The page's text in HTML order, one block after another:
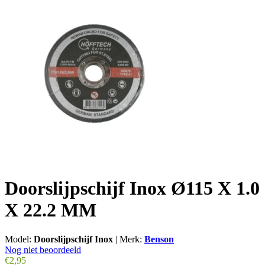
Doorslijpschijf Inox Ø115 X 1.0
X 22.2 MM
Model: Doorslijpschijf Inox | Merk: Benson
Nog niet beoordeeld
€2,95